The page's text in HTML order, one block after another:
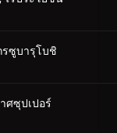
ซูบารุโบชิ
ศซุปเปอร์